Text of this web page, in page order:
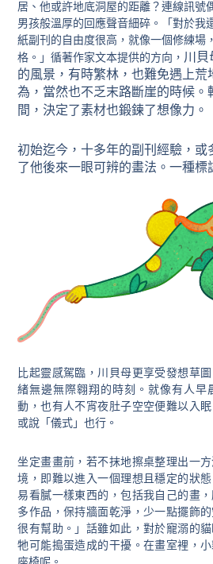
居、他或許地底洞屋的距離？連線訊號
男孩般溫厚的回應聲音細碎。
「對於
紙副刊的自由度很高，就像一個修練場
格。」循著作家文本提供的方向，川貝
的風景，有時繁林，也難免遇上
為，當然也不乏末路斷崖的時候
間，決定了素材也鍛鍊了想像力。
初始迄今，十多年的副刊經驗，
了他後來一眼可辨的畫法。一種標
比起靈感駕臨，川貝母更享受發想草
緒無邊無際翱翔的時刻。就像有人早
動，也有人不宵夜肚子空空便難以入
或說「儀式」也行。
坐定畫畫前，若不抹地擦桌整理出一
境，即難以進入一個理想且穩定的狀
易看膩一樣東西的，包括我自己的畫
多作品，保持牆面乾淨，少一點擺飾
很有幫助。」話雖如此，對於寵溺的
牠可能搗蛋造成的干擾。在畫室裡，